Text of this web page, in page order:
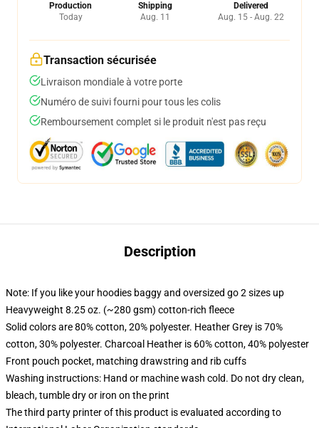
Production
Today
Shipping
Aug. 11
Delivered
Aug. 15 - Aug. 22
Transaction sécurisée
Livraison mondiale à votre porte
Numéro de suivi fourni pour tous les colis
Remboursement complet si le produit n'est pas reçu
Description
Note: If you like your hoodies baggy and oversized go 2 sizes up
Heavyweight 8.25 oz. (~280 gsm) cotton-rich fleece
Solid colors are 80% cotton, 20% polyester. Heather Grey is 70%
cotton, 30% polyester. Charcoal Heather is 60% cotton, 40% polyester
Front pouch pocket, matching drawstring and rib cuffs
Washing instructions: Hand or machine wash cold. Do not dry clean,
bleach, tumble dry or iron on the print
The third party printer of this product is evaluated according to